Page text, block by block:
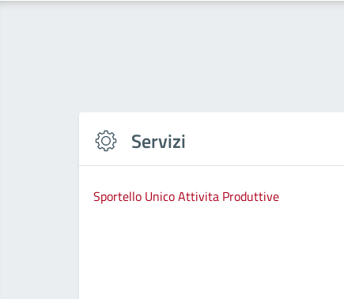
Servizi
Sportello Unico Attivita Produttive